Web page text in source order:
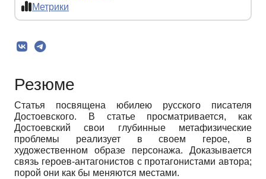
Метрики
Резюме
Статья посвящена юбилею русского писателя
Достоевского. В статье просматривается, как
Достоевский свои глубинные метафизические
проблемы реализует в своем герое, в
художественном образе персонажа. Доказывается
связь героев-антагонистов с протагонистами автора;
порой они как бы меняются местами.